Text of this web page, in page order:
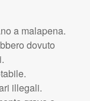
a malapena.
dovuto
illegali.